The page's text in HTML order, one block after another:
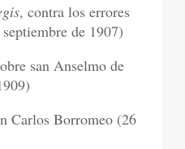
, contra los errores
de 1907)
san Anselmo de
Carlos Borromeo (26